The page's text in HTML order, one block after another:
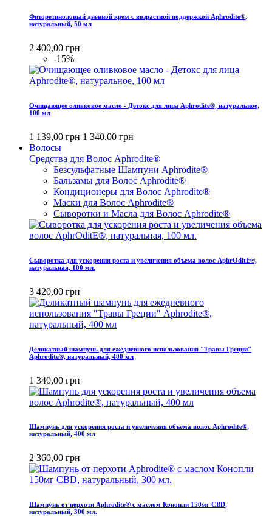
Фиторетиноловый дневной крем с возрастной поддержкой Aphrodite®,
натуральный, 50 мл
2 400,00 грн
-15%
Очищающее оливковое масло - Детокс для лица Aphrodite®, натуральное,
100 мл
1 139,00 грн 1 340,00 грн
Волосы
Средства для Волос Aphrodite®
Безсульфатные Шампуни Aphrodite®
Бальзамы для Волос Aphrodite®
Кондиционеры для Волос Aphrodite®
Маски для Волос Aphrodite®
Сыворотки и Масла для Волос Aphrodite®
Сыворотка для ускорения роста и увеличения объема волос AphrOditE®,
натуральная, 100 мл.
3 420,00 грн
Деликатный шампунь для ежедневного использования "Травы Греции"
Aphrodite®, натуральный, 400 мл
1 340,00 грн
Шампунь для ускорения роста и увеличения объема волос Aphrodite®,
натуральный, 400 мл
2 360,00 грн
Шампунь от перхоти Aphrodite® с маслом Конопли 150мг CBD,
натуральный, 300 мл.